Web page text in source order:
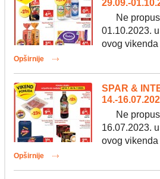
29.09.-
Ne
01.10.2023.
ovog
Opširnije
SPAR &
14.-
Ne
16.07.2023.
ovog
Opširnije